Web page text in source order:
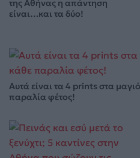
της Αθήνας η απάντηση
είναι…και τα δύο!
Αυτά είναι τα 4 prints στα
παραλία φέτος!